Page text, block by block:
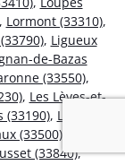
Lormont (33310),
, Ligueux
de-Bazas
(33550),
, Les Lèves-et-
(33190), Les
(33500)
(33840),